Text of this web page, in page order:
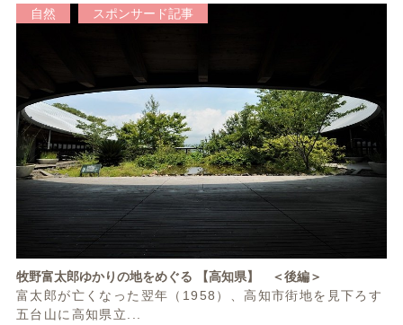
自然 スポンサード記事
牧野富太郎ゆかりの地をめぐる 【高知県】 ＜後編＞
富太郎が亡くなった翌年（1958）、高知市街地を見下ろす
五台山に高知県立...